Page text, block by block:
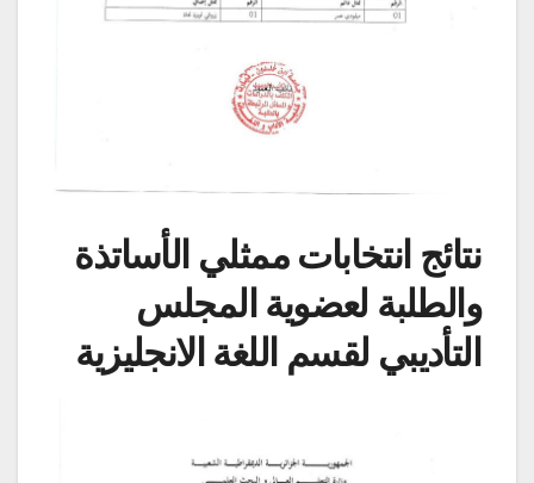
نتائج انتخابات ممثلي الأساتذة
والطلبة لعضوية المجلس
التأديبي لقسم اللغة الانجليزية